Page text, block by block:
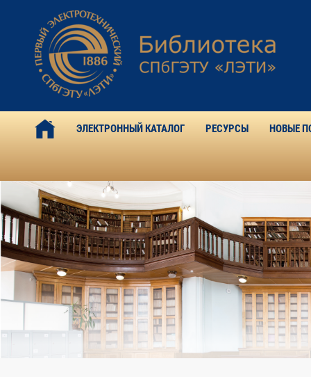
ЭЛЕКТРОННЫЙ КАТАЛОГ РЕСУРСЫ НОВЫЕ